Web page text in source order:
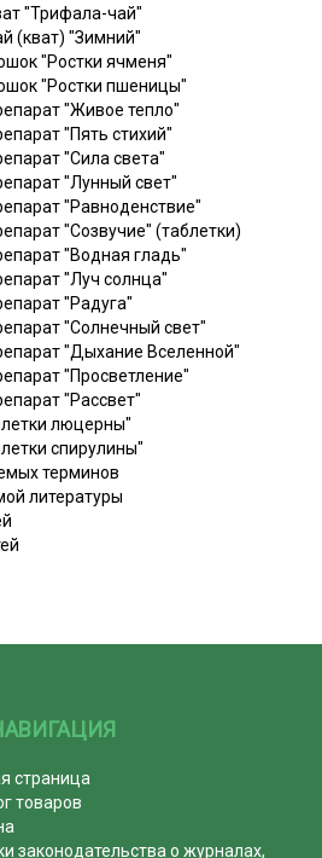
"Трифала-чай"
(кват) "Зимний"
"Ростки ячменя"
"Ростки пшеницы"
"Живое тепло"
"Пять стихий"
"Сила света"
"Лунный свет"
"Равноденствие"
"Созвучие" (таблетки)
"Водная гладь"
"Луч солнца"
"Радуга"
"Солнечный свет"
"Дыхание Вселенной"
"Просветление"
"Рассвет"
люцерны"
спирулины"
терминов
литературы
страница
товаров
законодательства о журналах,